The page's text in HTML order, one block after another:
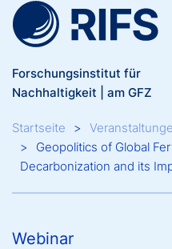
Direkt zum Inhalt
Forschungsinstitut für
Nachhaltigkeit | am GFZ
Breadcrumb
Startseite
Geopolitics of Global
Decarbonization and its
Webinar